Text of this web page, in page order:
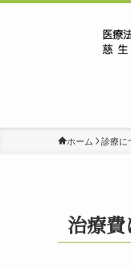
ホーム 診療に
治療